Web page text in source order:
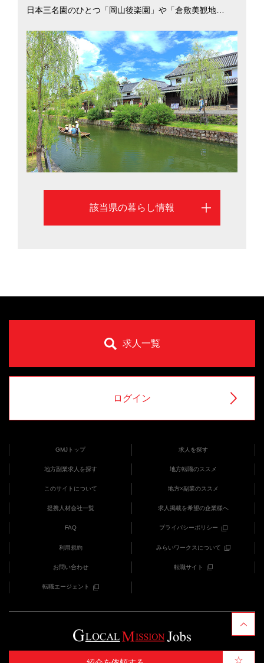
日本三名園のひとつ「岡山後楽園」や「倉敷美観地
夏は海水浴、冬はスキーや温泉など県内のレジャーも充
実しています。県には4つの高速道路、JR岡山駅からは6
本の在来線が東西南北に張り巡らされ、本州と四国・九
州を結び、大阪や福岡など近郊の大都市へ行くのにも便
利です。また、全国でもトップクラスの医師数を誇り、
豊かな自然環境の中で安心して子育てができるのも魅力
です。岡山市と倉敷市を中心に岡山県での暮らしを考え
る際に役立つ情報を掲載しています
該当県の暮らし情報
求人一覧
ログイン
GMJトップ 求人を探す
地方副業求人を探す 地方転職のススメ
このサイトについて 地方×副業のススメ
提携人材会社一覧 求人掲載を希望の企業様へ
FAQ プライバシーポリシー
利用規約 みらいワークスについて
お問い合わせ 転職サイト
転職エージェント